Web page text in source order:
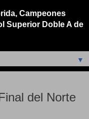
Campeones
Superior Doble A de
▼
del Norte